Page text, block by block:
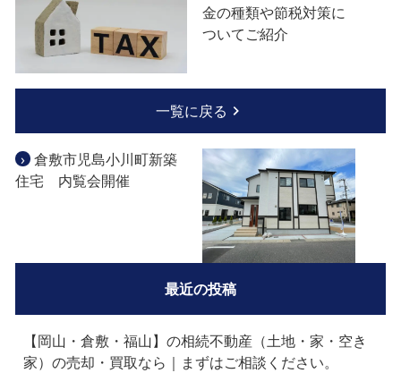
金の種類や節税対策に
ついてご紹介
一覧に戻る
› 倉敷市児島小川町新築
住宅 内覧会開催
最近の投稿
【岡山・倉敷・福山】の相続不動産（土地・家・空き
家）の売却・買取なら｜まずはご相談ください。